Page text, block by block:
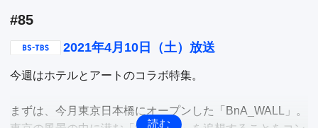
東京・谷中。猫の街として人気のこの街で、30年以上続く
招き猫専門店「招き猫　谷中堂」が今話題に。それは、人
るから。
ら、招き猫の世界を深掘り。
#85
2021年4月10日（土）放送
今週はホテルとアートのコラボ特集。
まずは、今月東京日本橋にオープンした「BnA_WALL」。